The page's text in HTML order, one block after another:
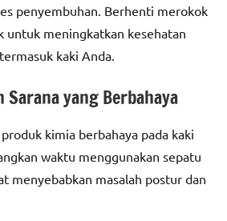
penyembuhan. Berhenti merokok
untuk meningkatkan kesehatan
kaki Anda.
yang Berbahaya
kimia berbahaya pada kaki
waktu menggunakan sepatu
menyebabkan masalah postur dan